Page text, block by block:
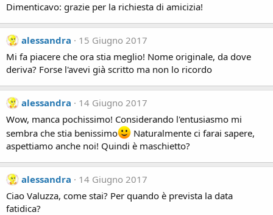
Dimenticavo: grazie per la richiesta di amicizia!
alessandra
15 Giugno 2017
Mi fa piacere che ora stia meglio! Nome originale, da dove
deriva? Forse l'avevi già scritto ma non lo ricordo
alessandra
14 Giugno 2017
Wow, manca pochissimo! Considerando l'entusiasmo mi
sembra che stia benissimo
Naturalmente ci farai sapere,
aspettiamo anche noi! Quindi è maschietto?
alessandra
14 Giugno 2017
Ciao Valuzza, come stai? Per quando è prevista la data
fatidica?